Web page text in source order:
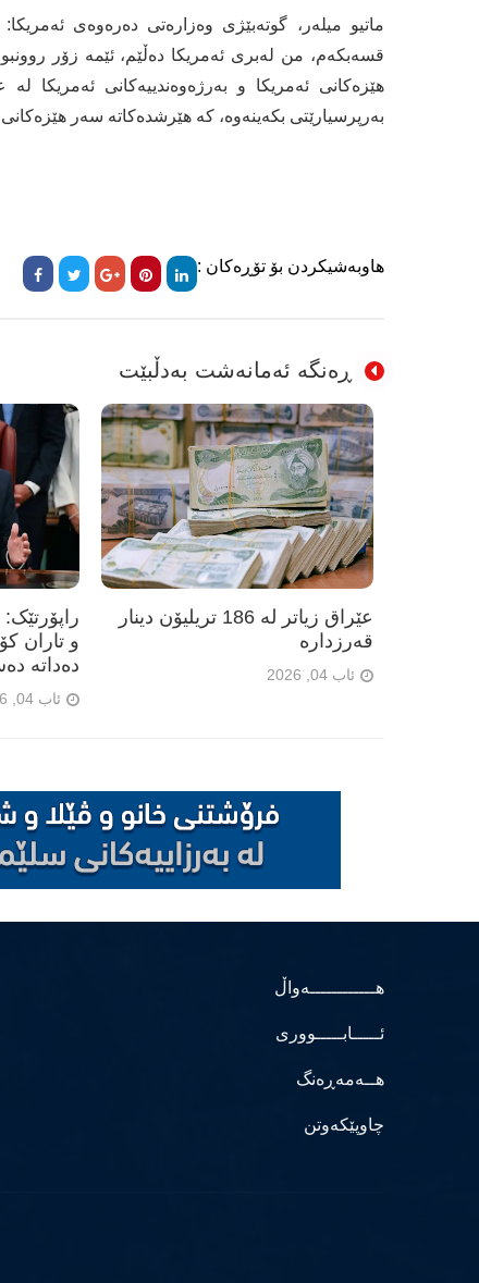
ماتیو میلەر، گوتەبێژی وەزارەتی دەرەوەی
قسەبکەم، من لەبری ئەمریکا دەڵێم، ئێمە زۆر
هێزەکانی ئەمریکا و بەرژەوەندییەکانی ئەمریکا
بەرپرسیارێتی بکەینەوە، کە هێرشدەکاتە سەر هێزەکانی
هاوبەشیکردن بۆ تۆڕەکان :
ڕەنگە ئەمانەشت بەدڵبێت
و تاران
دەداتە
ئاب 04, 2026
عێراق زیاتر لە 186 تریلیۆن دینار
قەرزدارە
ئاب 04, 2026
هــــــــــــەواڵ
ئـــــابـــــووری
هــەمەڕەنگ
چاوپێکەوتن